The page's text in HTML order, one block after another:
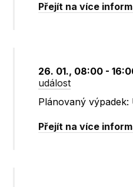
Přejít na více
26. 01., 08:00 -
událost
Plánovaný
Přejít na více